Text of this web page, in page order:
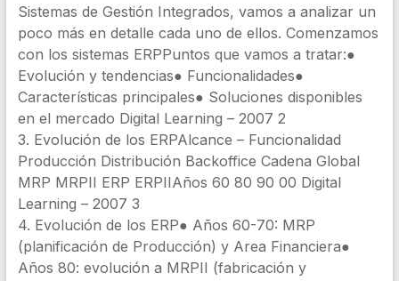
Sistemas de Gestión Integrados, vamos a analizar un
poco más en detalle cada uno de ellos. Comenzamos
con los sistemas ERPPuntos que vamos a tratar:●
Evolución y tendencias● Funcionalidades●
Características principales● Soluciones disponibles
en el mercado Digital Learning – 2007 2
3. Evolución de los ERPAlcance – Funcionalidad
Producción Distribución Backoffice Cadena Global
MRP MRPII ERP ERPIIAños 60 80 90 00 Digital
Learning – 2007 3
4. Evolución de los ERP● Años 60-70: MRP
(planificación de Producción) y Area Financiera●
Años 80: evolución a MRPII (fabricación y